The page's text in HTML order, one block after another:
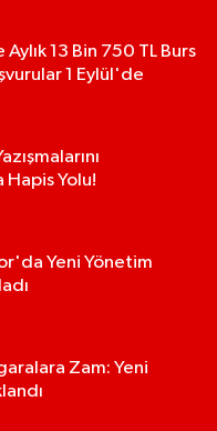
13 Bin 750 TL Burs
1 Eylül'de
Hapis Yolu!
Yeni Yönetim
Zam: Yeni